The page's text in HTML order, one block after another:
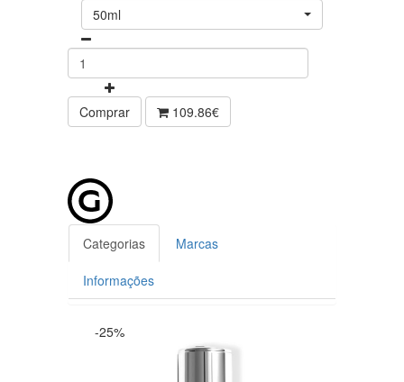
50ml
Comprar 109.86€
Categorias Marcas
Informações
-25%